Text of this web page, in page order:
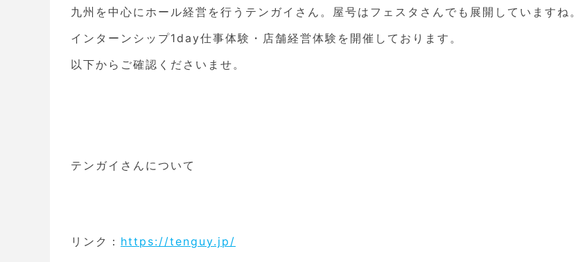
九州を中心にホール経営を行うテンガイさん。屋号はフェスタさんでも展開していますね。
インターンシップ1day仕事体験・店舗経営体験を開催しております。
以下からご確認くださいませ。
テンガイさんについて
リンク： https://tenguy.jp/